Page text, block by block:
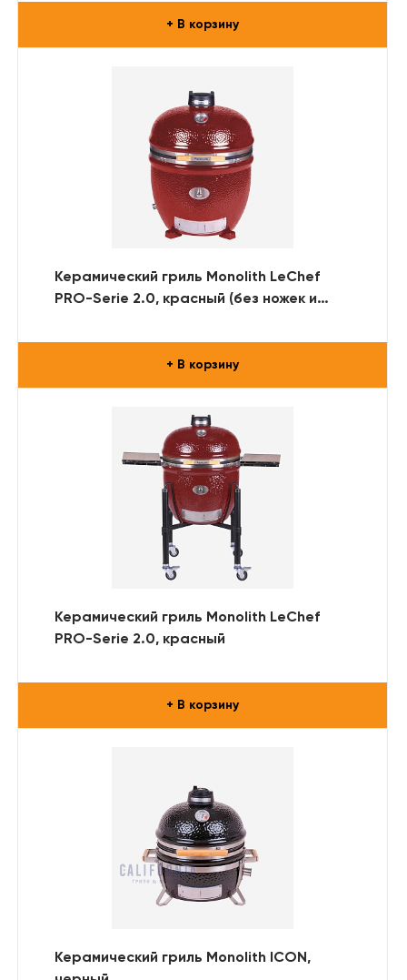
+ В корзину
Керамический гриль Monolith LeChef
PRO-Serie 2.0, красный (без ножек и
+ В корзину
Керамический гриль Monolith LeChef
PRO-Serie 2.0, красный
+ В корзину
Керамический гриль Monolith ICON,